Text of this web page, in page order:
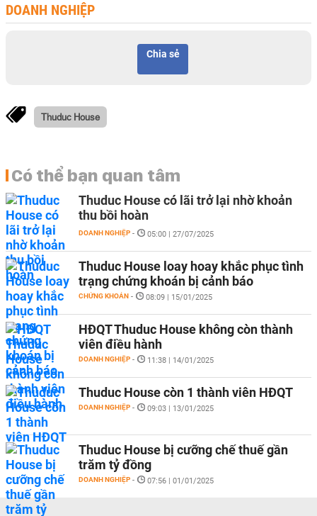
DOANH NGHIỆP
Chia sẻ
Thuduc House
Có thể bạn quan tâm
Thuduc House có lãi trở lại nhờ khoản
thu bồi hoàn
DOANH NGHIỆP - 05:00 | 27/07/2025
Thuduc House loay hoay khắc phục tình
trạng chứng khoán bị cảnh báo
CHỨNG KHOÁN - 08:09 | 15/01/2025
HĐQT Thuduc House không còn thành
viên điều hành
DOANH NGHIỆP - 11:38 | 14/01/2025
Thuduc House còn 1 thành viên HĐQT
DOANH NGHIỆP - 09:03 | 13/01/2025
Thuduc House bị cưỡng chế thuế gần
trăm tỷ đồng
DOANH NGHIỆP - 07:56 | 01/01/2025